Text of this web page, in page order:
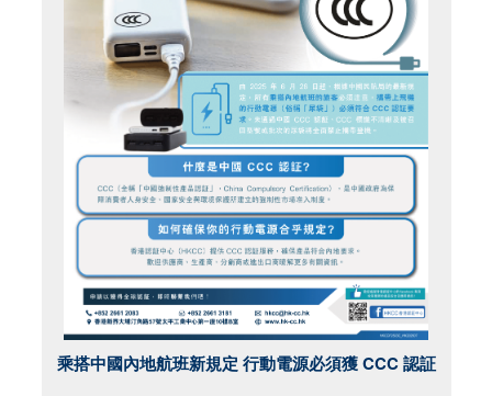
乘搭中國內地航班新規定 行動電源必須獲 CCC 認証